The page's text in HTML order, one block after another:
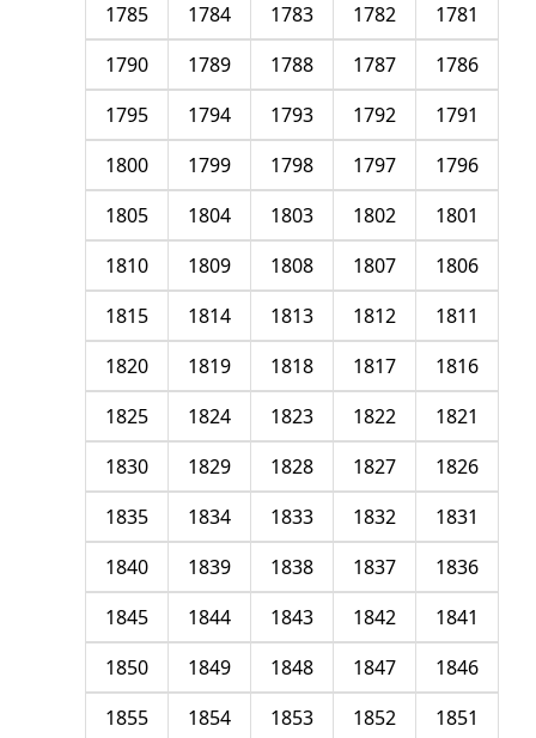
1781
1782
1783
1784
1785
1786
1787
1788
1789
1790
1791
1792
1793
1794
1795
1796
1797
1798
1799
1800
1801
1802
1803
1804
1805
1806
1807
1808
1809
1810
1811
1812
1813
1814
1815
1816
1817
1818
1819
1820
1821
1822
1823
1824
1825
1826
1827
1828
1829
1830
1831
1832
1833
1834
1835
1836
1837
1838
1839
1840
1841
1842
1843
1844
1845
1846
1847
1848
1849
1850
1851
1852
1853
1854
1855